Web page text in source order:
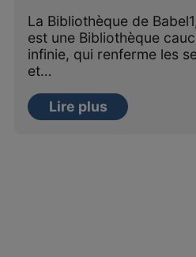
La Bibliothèque de
est une Bibliothèque
infinie, qui renferme les
et…
Lire plus